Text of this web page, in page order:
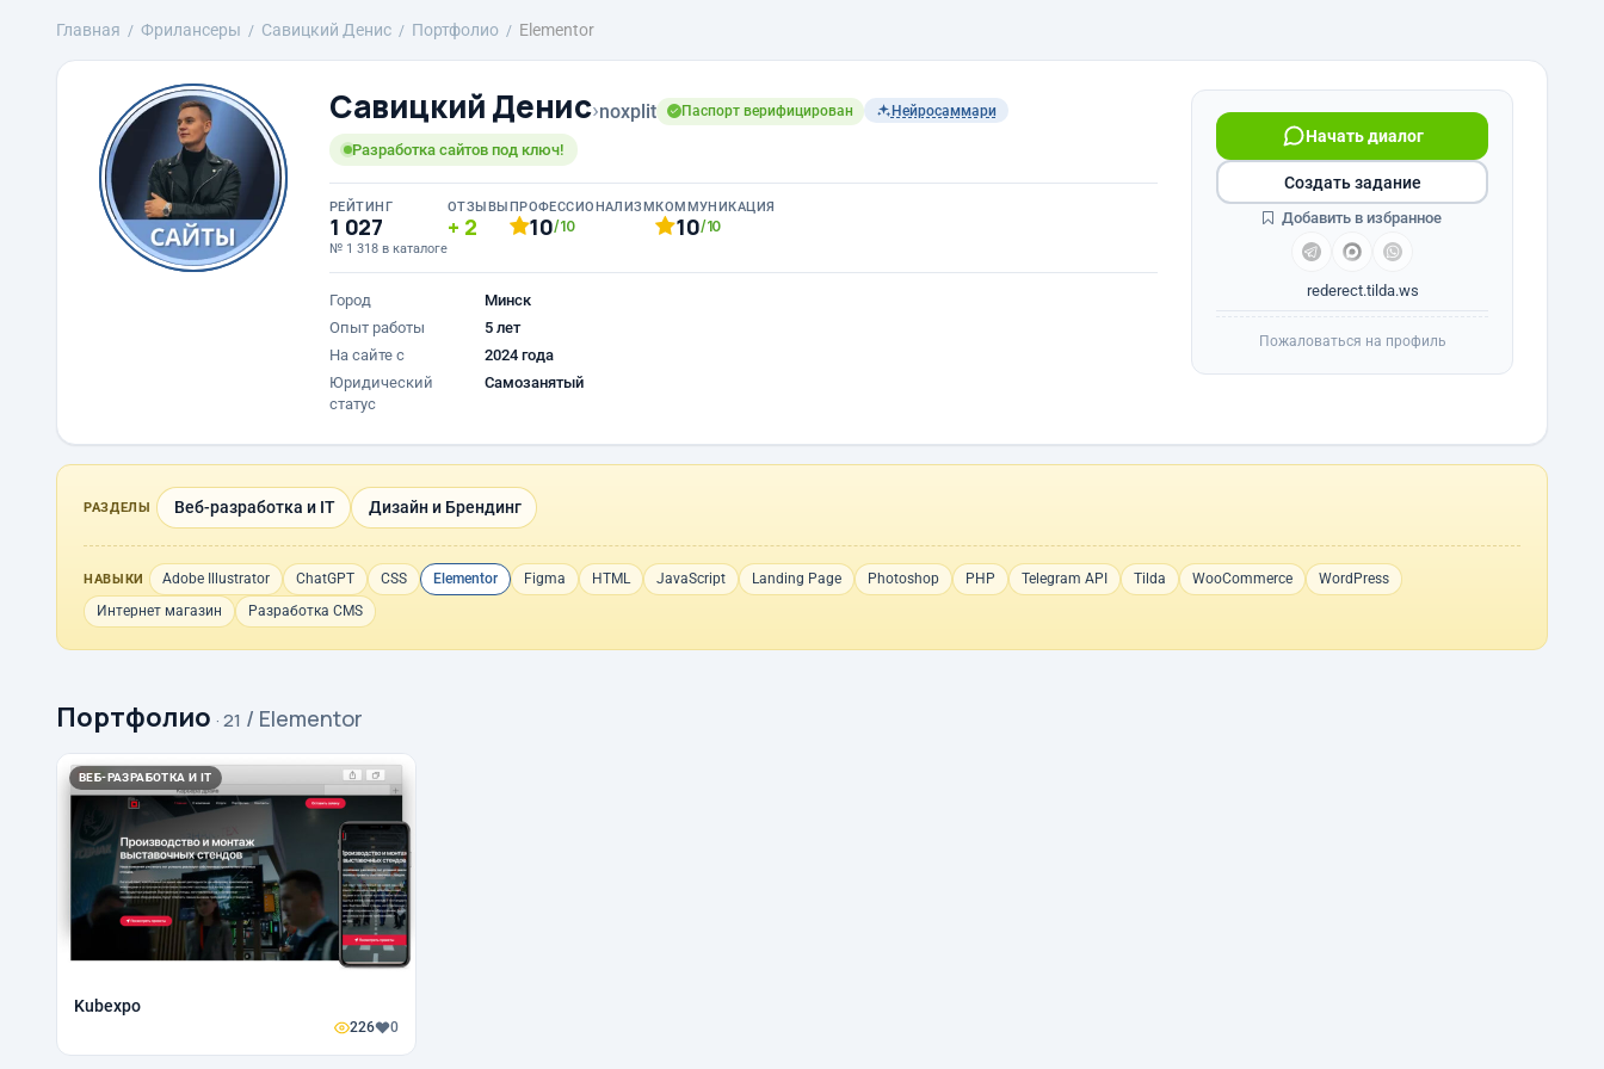
Главная Фрилансеры Савицкий Денис Портфолио Elementor
Савицкий Денис›noxplit Паспорт верифицирован Нейросаммари
Разработка сайтов под ключ!
РЕЙТИНГ
1 027
№ 1 318 в каталоге
ОТЗЫВЫ
2
ПРОФЕССИОНАЛИЗМ
10/10
КОММУНИКАЦИЯ
10/10
Город
Минск
Опыт работы
5 лет
На сайте с
2024 года
Юридический
статус
Самозанятый
Начать диалог
rederect.tilda.ws
Создать задание
Добавить в избранное
Пожаловаться на профиль
РАЗДЕЛЫ Веб-разработка и IT Дизайн и Брендинг
НАВЫКИ Adobe Illustrator ChatGPT CSS Elementor Figma HTML JavaScript Landing Page Photoshop PHP Telegram API Tilda WooCommerce
WordPress
Интернет магазин
Разработка CMS
Портфолио · 21 / Elementor
ВЕБ-РАЗРАБОТКА И IT
Kubexpo
226 0